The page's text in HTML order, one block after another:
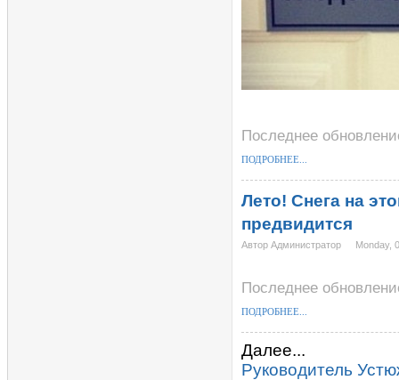
Последнее
ПОДРОБНЕЕ...
Лето! Снега на
предвидится
Автор Администратор Monday,
Последнее
ПОДРОБНЕЕ...
Далее...
Руководитель